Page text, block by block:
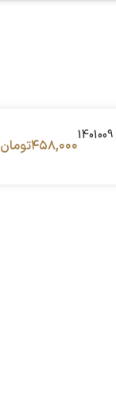
۴۵۸,۰۰۰تومان